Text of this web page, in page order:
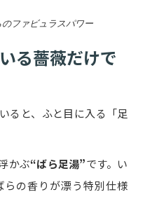
ファビュラスパワー
る薔薇だけで
ると、ふと目に入る「足
かぶ“ばら足湯”です。い
らの香りが漂う特別仕様